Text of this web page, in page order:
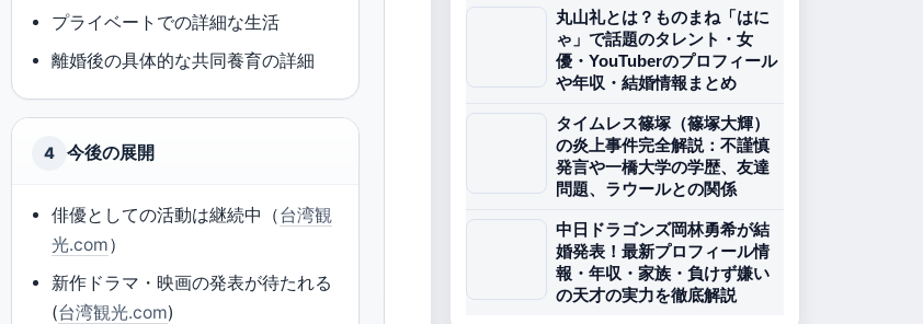
プライベートでの詳細な生活
離婚後の具体的な共同養育の詳細
4 今後の展開
俳優としての活動は継続中（台湾観
光.com）
新作ドラマ・映画の発表が待たれる
(台湾観光.com)
丸山礼とは？ものまね「はに
ゃ」で話題のタレント・女
優・YouTuberのプロフィール
や年収・結婚情報まとめ
タイムレス篠塚（篠塚大輝）
の炎上事件完全解説：不謹慎
発言や一橋大学の学歴、友達
問題、ラウールとの関係
中日ドラゴンズ岡林勇希が結
婚発表！最新プロフィール情
報・年収・家族・負けず嫌い
の天才の実力を徹底解説